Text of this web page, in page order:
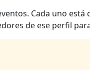
Cada uno está
de ese perfil